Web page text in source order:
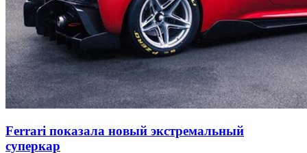
Ferrari показала новый экстремальный
суперкар